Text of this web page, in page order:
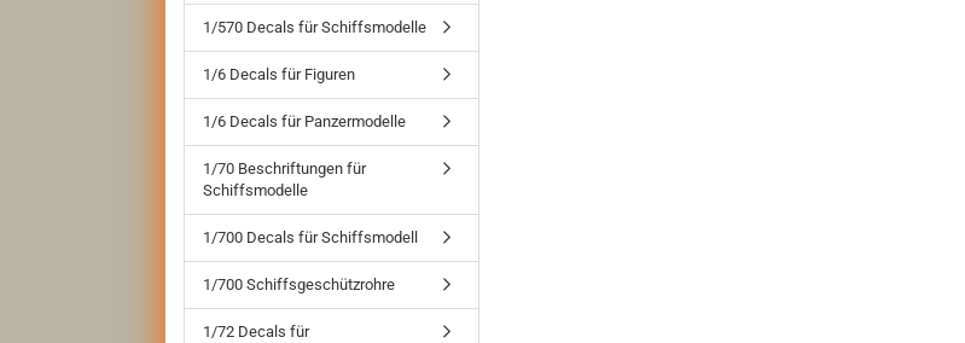
1/570 Decals für Schiffsmodelle
1/6 Decals für Figuren
1/6 Decals für Panzermodelle
1/70 Beschriftungen für
Schiffsmodelle
1/700 Decals für Schiffsmodell
1/700 Schiffsgeschützrohre
1/72 Decals für